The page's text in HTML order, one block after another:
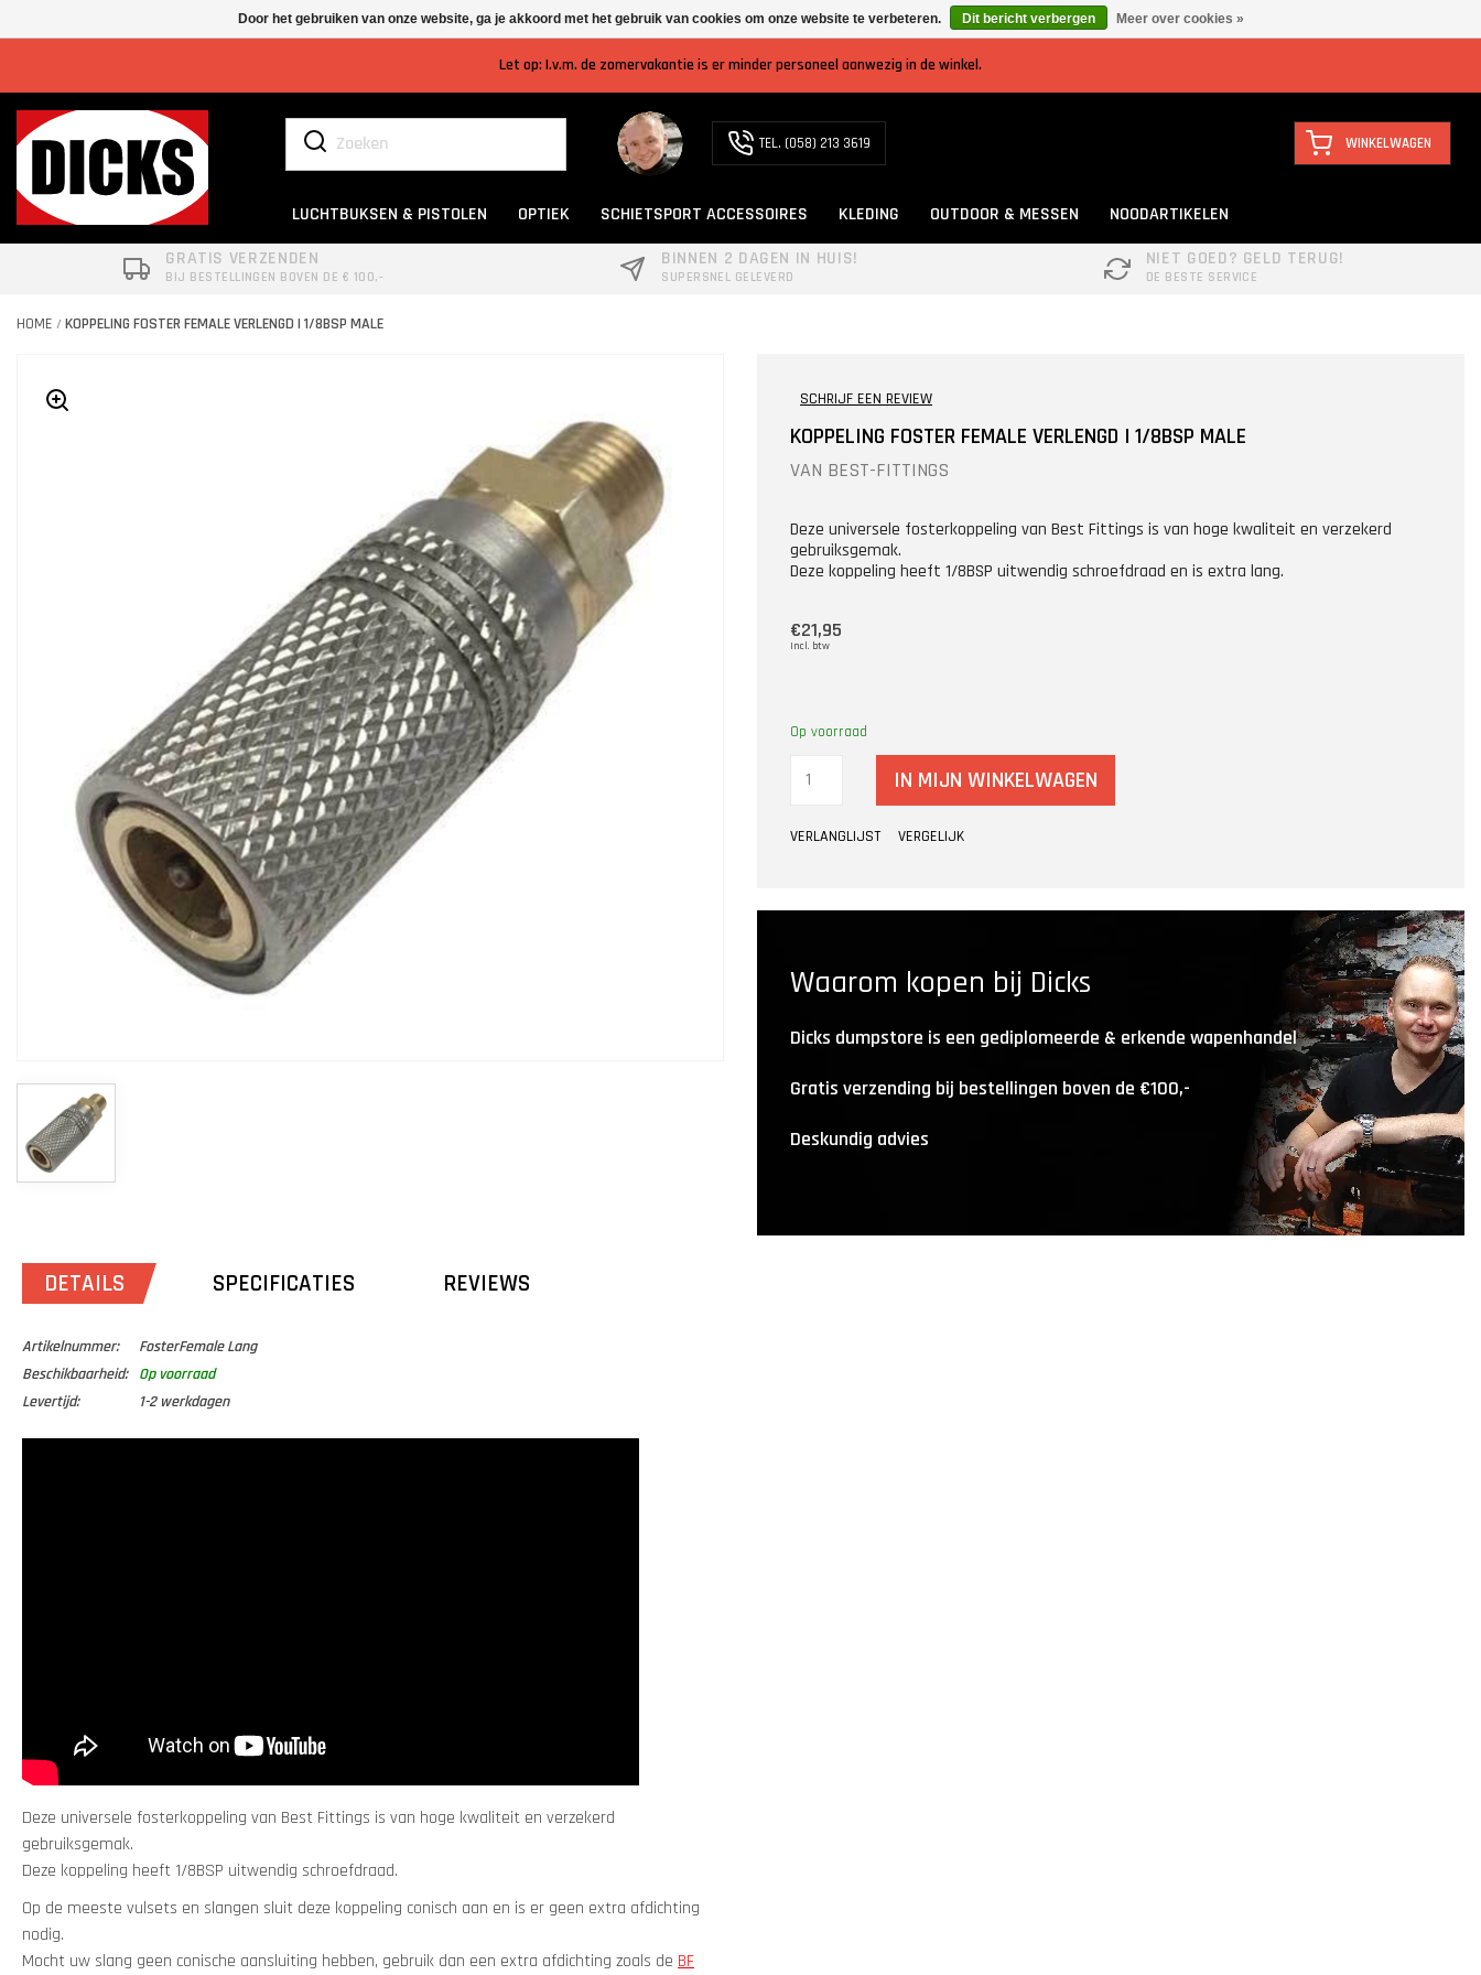
Let op: I.v.m. de zomervakantie is er minder personeel aanwezig in de winkel.
TEL. (058) 213 3619 WINKELWAGEN
LUCHTBUKSEN & PISTOLEN OPTIEK SCHIETSPORT ACCESSOIRES KLEDING OUTDOOR & MESSEN
NOODARTIKELEN
GRATIS VERZENDEN
BIJ BESTELLINGEN BOVEN DE € 100,-
BINNEN 2 DAGEN IN HUIS!
SUPERSNEL GELEVERD
NIET GOED? GELD TERUG!
DE BESTE SERVICE
HOME / KOPPELING FOSTER FEMALE VERLENGD | 1/8BSP MALE
DETAILS SPECIFICATIES REVIEWS
Artikelnummer:
FosterFemale Lang
Beschikbaarheid:
Op voorraad
Levertijd:
1-2 werkdagen
Deze universele fosterkoppeling van Best Fittings is van hoge kwaliteit en verzekerd
gebruiksgemak.
Deze koppeling heeft 1/8BSP uitwendig schroefdraad.
Op de meeste vulsets en slangen sluit deze koppeling conisch aan en is er geen extra afdichting
nodig.
Mocht uw slang geen conische aansluiting hebben, gebruik dan een extra afdichting zoals de BF
SCHRIJF EEN REVIEW
KOPPELING FOSTER FEMALE VERLENGD | 1/8BSP MALE
VAN BEST-FITTINGS
Deze universele fosterkoppeling van Best Fittings is van hoge kwaliteit en verzekerd
gebruiksgemak.
Deze koppeling heeft 1/8BSP uitwendig schroefdraad en is extra lang.
€21,95
Incl. btw
Op voorraad
IN MIJN WINKELWAGEN
VERLANGLIJST VERGELIJK
Waarom kopen bij Dicks
Dicks dumpstore is een gediplomeerde & erkende wapenhandel
Gratis verzending bij bestellingen boven de €100,-
Deskundig advies
Door het gebruiken van onze website, ga je akkoord met het gebruik van cookies om onze website te verbeteren. Dit bericht verbergen Meer over cookies »